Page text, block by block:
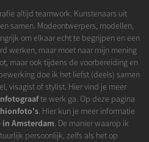
altijd teamwork. Kunstenaars uit
samen. Modeontwerpers, modellen,
om elkaar echt te begrijpen en een
werken, maar moet naar mijn mening
maar ook tijdens de voorbereiding en
doe ik het liefst (deels) samen
visagist of stylist. Hier vind je meer
te werk ga. Op deze pagina
. Hier kun je meer informatie
Amsterdam. De manier waarop ik
persoonlijk, zelfs als het op